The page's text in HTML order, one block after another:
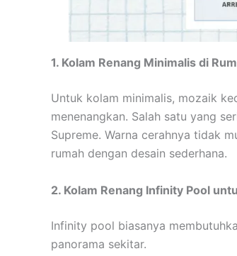
1. Kolam Renang Minimalis di
Untuk kolam minimalis, mozaik
menenangkan. Salah satu yang
Supreme. Warna cerahnya tidak
rumah dengan desain sederhana.
2. Kolam Renang Infinity Pool
Infinity pool biasanya
panorama sekitar.